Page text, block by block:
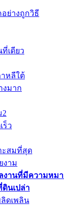
ย่างถูกวิธี
เดียว
าหลีใต้
งมาก
ร็ว
ะสมที่สุด
งาม
งานที่มีความหม
นเปล่า
ดเพลิน